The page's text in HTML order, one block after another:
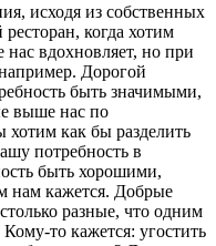
исходя из собственных
когда хотим
нас вдохновляет, но при
Дорогой
быть значимыми,
выше нас по
как бы разделить
потребность в
быть хорошими,
нам кажется. Добрые
разные, что одним
то кажется: угостить